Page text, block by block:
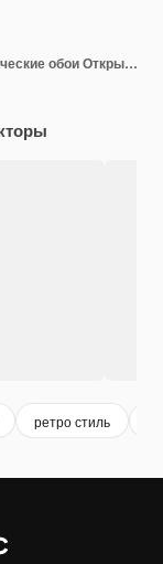
Расслабьтесь на балконе ло-фи эстетические обои Открытое окно Занавески, дующие на ветру 2D векторный мультяшный интерьер иллюстрация фиолетовый лофи фон 90-е годы ретро обложка альбома холодная атмосфера
ретро стиль